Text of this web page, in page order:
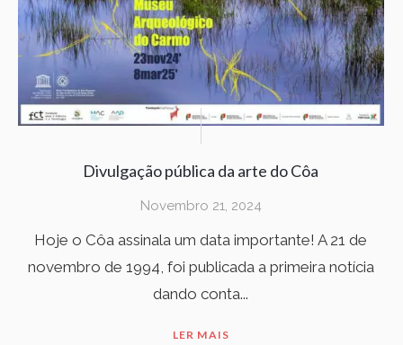
Divulgação pública da arte do Côa
Novembro 21, 2024
Hoje o Côa assinala um data importante! A 21 de
novembro de 1994, foi publicada a primeira notícia
dando conta...
LER MAIS